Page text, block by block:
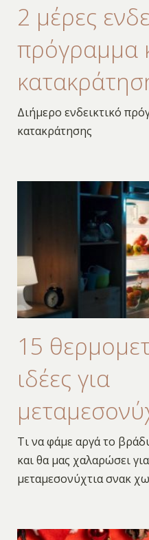
2 μέρες
πρόγραμμα
Διήμερο ενδεικτικό
κατακράτησης
15
ιδέες για
Τι να φάμε αργά το
και θα μας χαλαρώσει
μεταμεσονύχτια σνακ